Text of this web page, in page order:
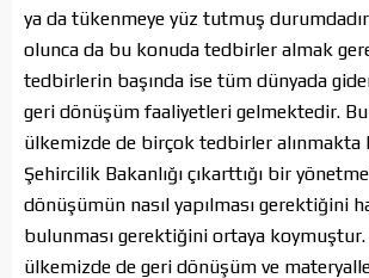
ya da tükenmeye yüz tutmuş
olunca da bu konuda tedbirler almak
tedbirlerin başında ise tüm dünyada
geri dönüşüm faaliyetleri gelmektedir.
ülkemizde de birçok tedbirler alınmakta
Şehircilik Bakanlığı çıkarttığı bir
dönüşümün nasıl yapılması gerektiğini
bulunması gerektiğini ortaya koymuştur.
ülkemizde de geri dönüşüm ve